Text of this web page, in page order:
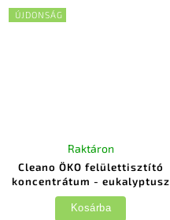
ÚJDONSÁG
Cleano ÖKO felülettisztító
koncentrátum - eukalyptusz
Raktáron
Kosárba